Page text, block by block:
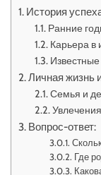
История
Ранние
Карьера в
Личная жизнь
Семья и
Вопрос-ответ:
Где